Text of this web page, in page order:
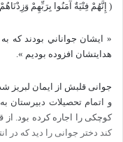
( إِنَّهُمْ فِتْيَةٌ آمَنُوا بِرَبِّهِمْ
« ايشان جواناني بودند كه
هدايتشان افزوده بوديم ».
جوانی قلبش از ایمان لبریز
و اتمام تحصیلات دبیرستان
کوچکی را اجاره کرده بود.
کند دختر جوانی را دید که در